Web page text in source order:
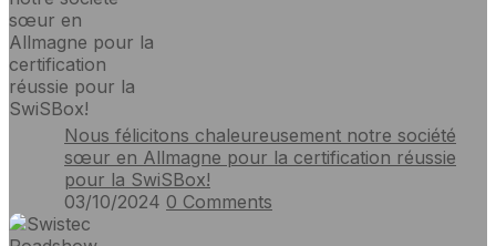
Nous félicitons chaleureusement notre société
sœur en Allmagne pour la certification réussie
pour la SwiSBox!
03/10/2024 0 Comments